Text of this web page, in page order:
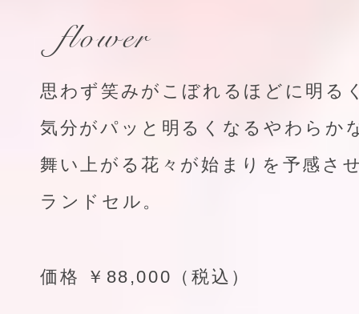
flower
思わず笑みがこぼれるほどに明る
気分がパッと明るくなるやわらか
舞い上がる花々が始まりを予感さ
ランドセル。
価格 ￥88,000（税込）